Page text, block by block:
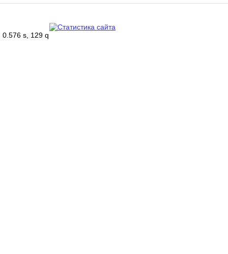
0.576 s, 129 q